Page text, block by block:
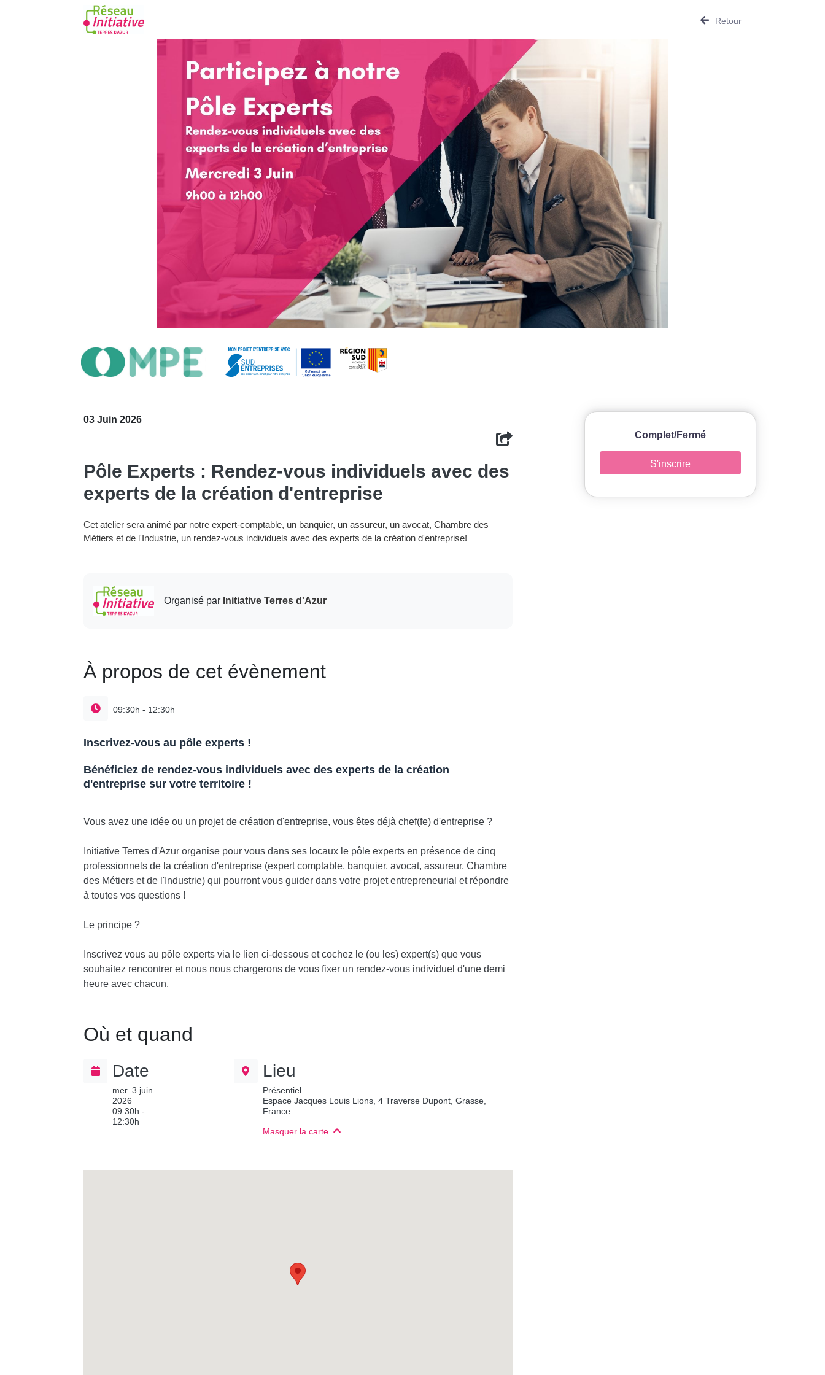
Retour
03 Juin 2026
Pôle Experts : Rendez-vous individuels avec des
experts de la création d'entreprise
Cet atelier sera animé par notre expert-comptable, un banquier, un assureur, un avocat, Chambre des
Métiers et de l'Industrie, un rendez-vous individuels avec des experts de la création d'entreprise!
Organisé parInitiative Terres d'Azur
À propos de cet évènement
09:30h - 12:30h
Inscrivez-vous au pôle experts !
Bénéficiez de rendez-vous individuels avec des experts de la création
d'entreprise sur votre territoire !
Vous avez une idée ou un projet de création d'entreprise, vous êtes déjà chef(fe) d'entreprise ?
Initiative Terres d'Azur organise pour vous dans ses locaux le pôle experts en présence de cinq
professionnels de la création d'entreprise (expert comptable, banquier, avocat, assureur, Chambre
des Métiers et de l'Industrie) qui pourront vous guider dans votre projet entrepreneurial et répondre
à toutes vos questions !
Le principe ?
Inscrivez vous au pôle experts via le lien ci-dessous et cochez le (ou les) expert(s) que vous
souhaitez rencontrer et nous nous chargerons de vous fixer un rendez-vous individuel d'une demi
heure avec chacun.
Où et quand
Date
mer. 3 juin
2026
09:30h -
12:30h
Lieu
Présentiel
Espace Jacques Louis Lions, 4 Traverse Dupont, Grasse,
France
Masquer la carte
Complet/Fermé
S'inscrire